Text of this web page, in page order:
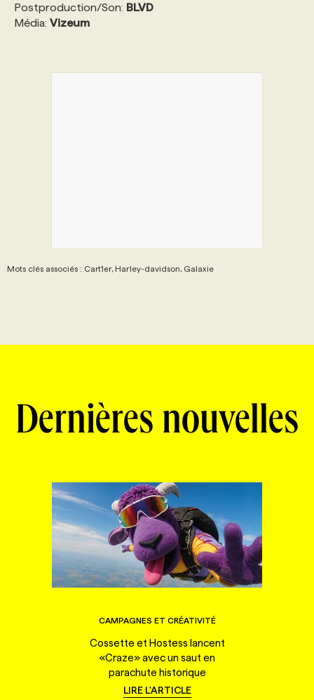
Postproduction/Son: BLVD
Média: Vizeum
Mots clés associés : Cart1er, Harley-davidson, Galaxie
Dernières nouvelles
CAMPAGNES ET CRÉATIVITÉ
Cossette et Hostess lancent
«Craze» avec un saut en
parachute historique
LIRE L'ARTICLE